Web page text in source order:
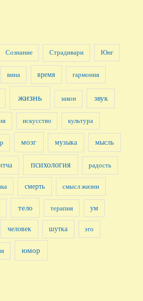
Сознание Страдивари Юнг
вина время гармония
жизнь закон звук
искусство культура
мозг музыка мысль
психология радость
смерть смысл жизни
тело терапия ум
человек шутка эго
юмор